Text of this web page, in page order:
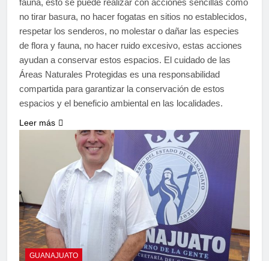
no tirar basura, no hacer fogatas en sitios no establecidos,
respetar los senderos, no molestar o dañar las especies
de flora y fauna, no hacer ruido excesivo, estas acciones
ayudan a conservar estos espacios. El cuidado de las
Áreas Naturales Protegidas es una responsabilidad
compartida para garantizar la conservación de estos
espacios y el beneficio ambiental en las localidades.
Leer más
GUANAJUATO